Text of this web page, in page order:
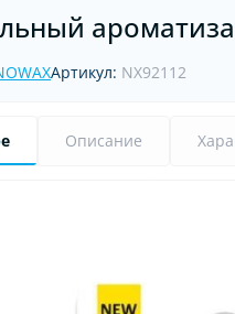
Артикул: NX92112
Описание